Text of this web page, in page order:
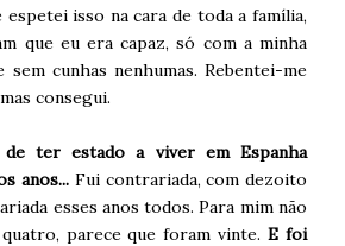
isso na cara de toda a família,
que eu era capaz, só com a minha
cunhas nenhumas. Rebentei-me
consegui.
ter estado a viver em Espanha
anos... Fui contrariada, com dezoito
esses anos todos. Para mim não
parece que foram vinte.E foi